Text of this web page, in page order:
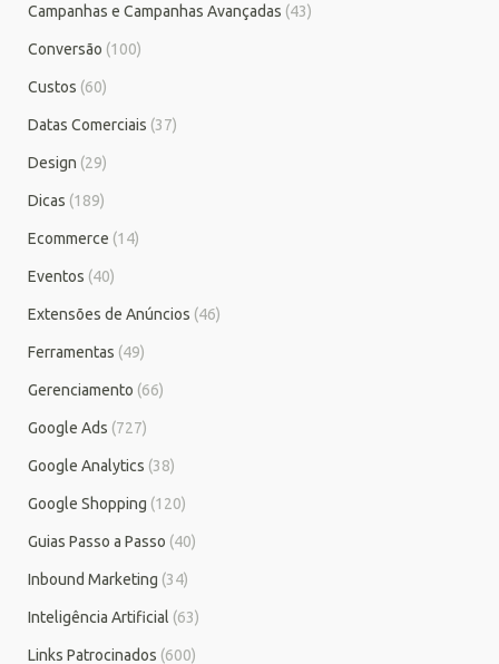
Campanhas e Campanhas Avançadas (43)
Conversão (100)
Custos (60)
Datas Comerciais (37)
Design (29)
Dicas (189)
Ecommerce (14)
Eventos (40)
Extensões de Anúncios (46)
Ferramentas (49)
Gerenciamento (66)
Google Ads (727)
Google Analytics (38)
Google Shopping (120)
Guias Passo a Passo (40)
Inbound Marketing (34)
Inteligência Artificial (63)
Links Patrocinados (600)